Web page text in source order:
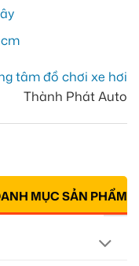
tâm đồ chơi xe hơi
Thành Phát Auto
MỤC SẢN PHẨM